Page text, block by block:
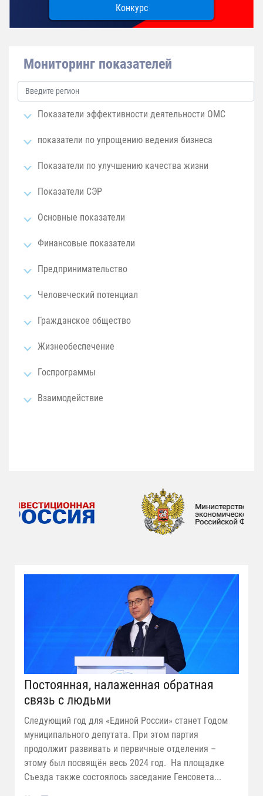
Конкурс
Мониторинг показателей
Показатели эффективности деятельности ОМС
показатели по упрощению ведения бизнеса
Показатели по улучшению качества жизни
Показатели СЭР
Основные показатели
Финансовые показатели
Предпринимательство
Человеческий потенциал
Гражданское общество
Жизнеобеспечение
Госпрограммы
Взаимодействие
Постоянная, налаженная обратная
связь с людьми
Следующий год для «Единой России» станет Годом
муниципального депутата. При этом партия
продолжит развивать и первичные отделения –
этому был посвящён весь 2024 год. На площадке
Съезда также состоялось заседание Генсовета...